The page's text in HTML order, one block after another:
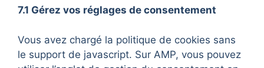
7.1 Gérez vos réglages de consentement
Vous avez chargé la politique de cookies sans
le support de javascript. Sur AMP, vous pouvez